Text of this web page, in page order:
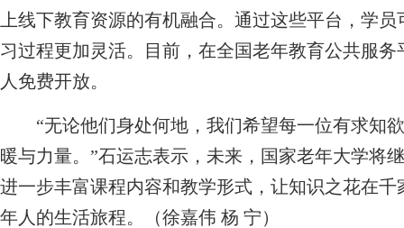
上线下教育资源的有机融合。通过这些平台，学
习过程更加灵活。目前，在全国老年教育公共服
人免费开放。
“无论他们身处何地，我们希望每一位有求知
暖与力量。”石运志表示，未来，国家老年大学将
进一步丰富课程内容和教学形式，让知识之花在
年人的生活旅程。（徐嘉伟 杨 宁）